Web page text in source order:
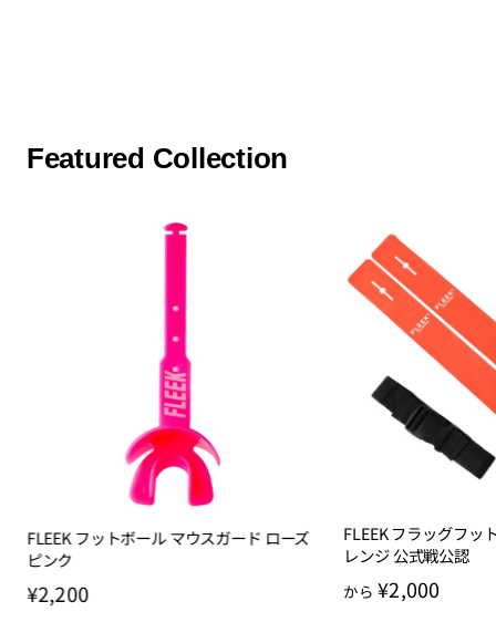
Featured Collection
FLEEK フットボール マウスガード ローズ
ピンク
¥2,200
FLEEK フラッグフッ
レンジ 公式戦公認
から ¥2,000